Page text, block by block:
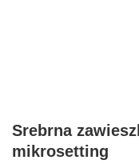
Srebrna
mikrosetting